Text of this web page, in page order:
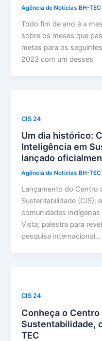
Agência de Notícias BH-
Todo fim de ano é a
sobre os meses que
metas para os
2023 com um desses
CIS 24
Um dia histórico:
Inteligência em
lançado
Agência de Notícias BH-
Lançamento do Centro
Sustentabilidade (CIS);
comunidades
Vista; palestra para
pesquisa
CIS 24
Conheça o
Sustentabilidade,
TEC